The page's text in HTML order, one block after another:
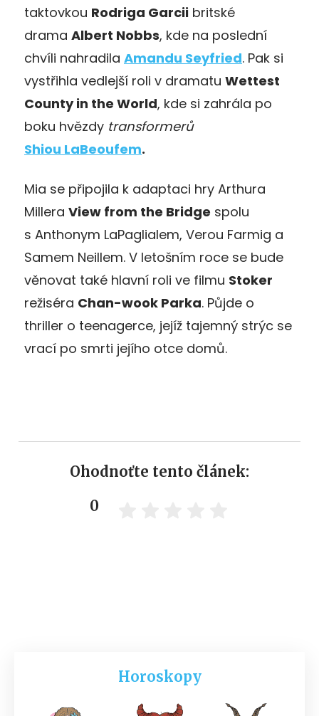
taktovkou Rodriga Garcii britské
drama Albert Nobbs, kde na poslední
chvíli nahradila Amandu Seyfried. Pak si
vystřihla vedlejší roli v dramatu Wettest
County in the World, kde si zahrála po
boku hvězdy transformerů
Shiou LaBeoufem.
Mia se připojila k adaptaci hry Arthura
Millera View from the Bridge spolu
s Anthonym LaPaglialem, Verou Farmig a
Samem Neillem. V letošním roce se bude
věnovat také hlavní roli ve filmu Stoker
režiséra Chan-wook Parka. Půjde o
thriller o teenagerce, jejíž tajemný strýc se
vrací po smrti jejího otce domů.
Ohodnoťte tento článek:
0
Horoskopy